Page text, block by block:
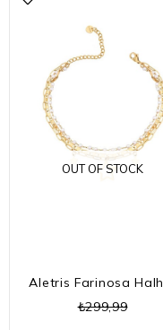
OUT OF STOCK
Aletris Farinosa
₺299,99